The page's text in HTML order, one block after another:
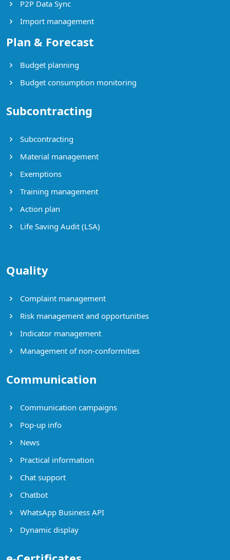
P2P Data Sync
Import management
Plan & Forecast
Budget planning
Budget consumption monitoring
Subcontracting
Subcontracting
Material management
Exemptions
Training management
Action plan
Life Saving Audit (LSA)
Quality
Complaint management
Risk management and opportunities
Indicator management
Management of non-conformities
Communication
Communication campaigns
Pop-up info
News
Practical information
Chat support
Chatbot
WhatsApp Business API
Dynamic display